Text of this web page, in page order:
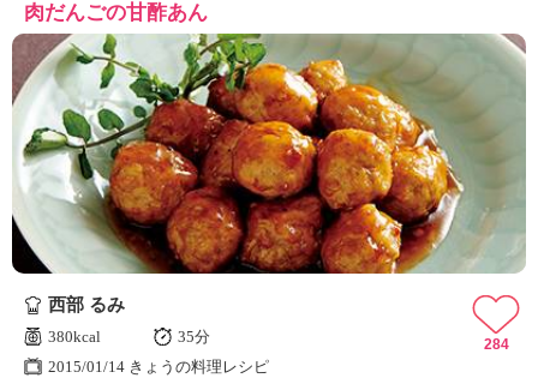
肉だんごの甘酢あん
西部 るみ
380kcal
35分
2015/01/14 きょうの料理レシピ
284